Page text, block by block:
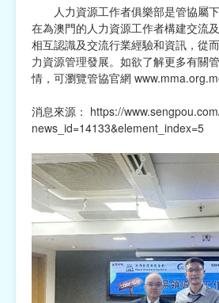
人力資源工作者俱樂部是管協屬
在為澳門的人力資源工作者構建交流
相互認識及交流行業經驗和資訊，從
力資源管理發展。如欲了解更多有關
情，可瀏覽管協官網
消息來源： https://
news_id=14133&element_index=5